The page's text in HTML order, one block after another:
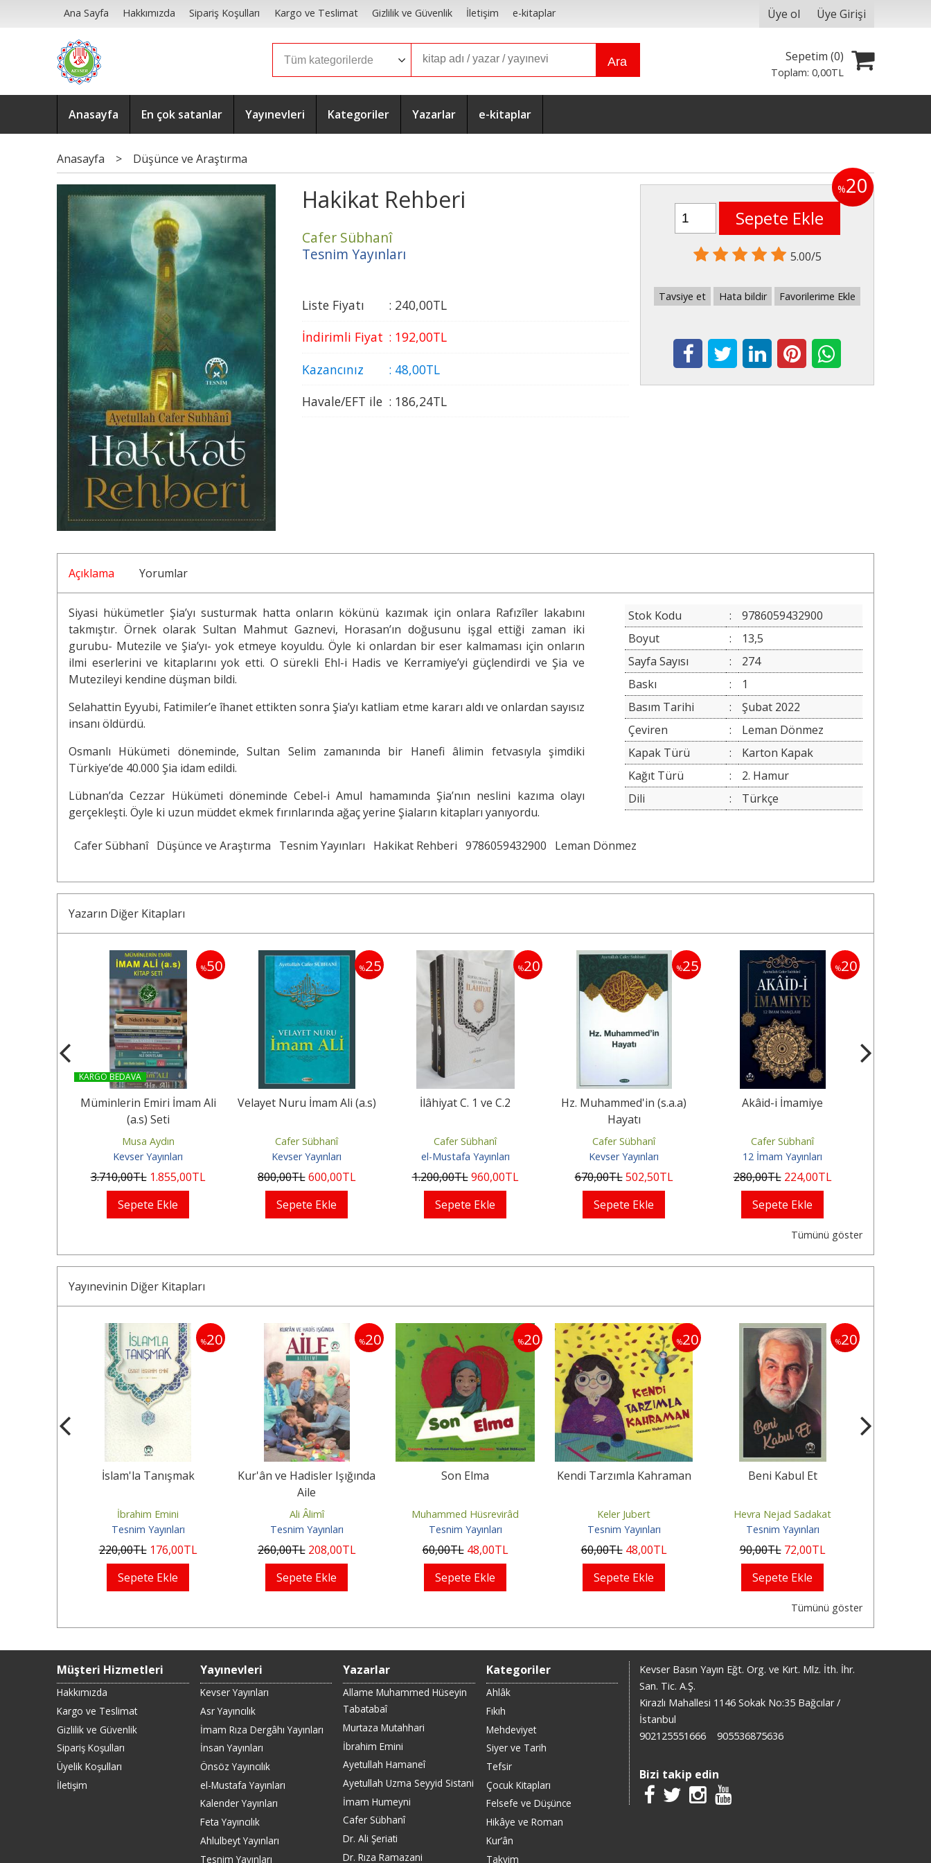
Ana Sayfa Hakkımızda Sipariş Koşulları Kargo ve Teslimat Gizlilik ve Güvenlik İletişim e-kitaplar Üye ol Üye Girişi
Ara Sepetim (0)
Toplam:0,00TL
Anasayfa En çok satanlar Yayınevleri Kategoriler Yazarlar e-kitaplar
Anasayfa > Düşünce ve Araştırma
Hakikat Rehberi
Cafer Sübhanî
Tesnim Yayınları
Liste Fiyatı : 240,00TL
İndirimli Fiyat : 192,00TL
Kazancınız
: 48,00TL
Havale/EFT ile : 186,24TL
%20
Sepete Ekle
5.00/5
Tavsiye et Hata bildir Favorilerime Ekle
Açıklama Yorumlar
Siyasi hükümetler Şia’yı susturmak hatta onların kökünü kazımak için onlara Rafızîler lakabını
takmıştır. Örnek olarak Sultan Mahmut Gaznevi, Horasan’ın doğusunu işgal ettiği zaman iki
gurubu- Mutezile ve Şia’yı- yok etmeye koyuldu. Öyle ki onlardan bir eser kalmaması için onların
ilmi eserlerini ve kitaplarını yok etti. O sürekli Ehl-i Hadis ve Kerramiye’yi güçlendirdi ve Şia ve
Mutezileyi kendine düşman bildi.
Selahattin Eyyubi, Fatimiler’e îhanet ettikten sonra Şia’yı katliam etme kararı aldı ve onlardan sayısız
insanı öldürdü.
Osmanlı Hükümeti döneminde, Sultan Selim zamanında bir Hanefi âlimin fetvasıyla şimdiki
Türkiye’de 40.000 Şia idam edildi.
Lübnan’da Cezzar Hükümeti döneminde Cebel-i Amul hamamında Şia’nın neslini kazıma olayı
gerçekleşti. Öyle ki uzun müddet ekmek fırınlarında ağaç yerine Şiaların kitapları yanıyordu.
Stok Kodu :
9786059432900
Boyut
:
13,5
Sayfa Sayısı
:
274
Baskı
:
1
Basım Tarihi
:
Şubat 2022
Çeviren
:
Leman Dönmez
Kapak Türü
:
Karton Kapak
Kağıt Türü
:
2. Hamur
Dili
: Türkçe
Cafer Sübhanî Düşünce ve Araştırma Tesnim Yayınları Hakikat Rehberi 9786059432900 Leman Dönmez
Yazarın Diğer Kitapları
%50
KARGO BEDAVA
Müminlerin Emiri İmam Ali
(a.s) Seti
Musa Aydın
Kevser Yayınları
3.710,00TL 1.855,00TL
Sepete Ekle
%25
Velayet Nuru İmam Ali (a.s)
Cafer Sübhanî
Kevser Yayınları
800,00TL 600,00TL
Sepete Ekle
%20
İlâhiyat C. 1 ve C.2
Cafer Sübhanî
el-Mustafa Yayınları
1.200,00TL 960,00TL
Sepete Ekle
%25
Hz. Muhammed'in (s.a.a)
Hayatı
Cafer Sübhanî
Kevser Yayınları
670,00TL 502,50TL
Sepete Ekle
%20
Akâid-i İmamiye
Cafer Sübhanî
12 İmam Yayınları
280,00TL 224,00TL
Sepete Ekle
Tümünü göster
Yayınevinin Diğer Kitapları
%20
İslam'la Tanışmak
İbrahim Emini
Tesnim Yayınları
220,00TL 176,00TL
Sepete Ekle
%20
Kur'ân ve Hadisler Işığında
Aile
Ali Âlimî
Tesnim Yayınları
260,00TL 208,00TL
Sepete Ekle
%20
Son Elma
Muhammed Hüsrevirâd
Tesnim Yayınları
60,00TL 48,00TL
Sepete Ekle
%20
Kendi Tarzımla Kahraman
Keler Jubert
Tesnim Yayınları
60,00TL 48,00TL
Sepete Ekle
%20
Beni Kabul Et
Hevra Nejad Sadakat
Tesnim Yayınları
90,00TL 72,00TL
Sepete Ekle
Tümünü göster
Müşteri Hizmetleri
Hakkımızda
Kargo ve Teslimat
Gizlilik ve Güvenlik
Sipariş Koşulları
Üyelik Koşulları
İletişim
Yayınevleri
Kevser Yayınları
Asr Yayıncılık
İmam Rıza Dergâhı Yayınları
İnsan Yayınları
Önsöz Yayıncılık
el-Mustafa Yayınları
Kalender Yayınları
Feta Yayıncılık
Ahlulbeyt Yayınları
Tesnim Yayınları
Yazarlar
Allame Muhammed Hüseyin
Tabatabaî
Murtaza Mutahhari
İbrahim Emini
Ayetullah Hamaneî
Ayetullah Uzma Seyyid Sistani
İmam Humeyni
Cafer Sübhanî
Dr. Ali Şeriati
Dr. Rıza Ramazani
Kategoriler
Ahlâk
Fıkıh
Mehdeviyet
Siyer ve Tarih
Tefsir
Çocuk Kitapları
Felsefe ve Düşünce
Hikâye ve Roman
Kur’ân
Takvim
Kevser Basın Yayın Eğt. Org. ve Kırt. Mlz. İth. İhr.
San. Tic. A.Ş.
Kirazlı Mahallesi 1146 Sokak No:35 Bağcılar /
İstanbul
902125551666
905536875636
Bizi takip edin